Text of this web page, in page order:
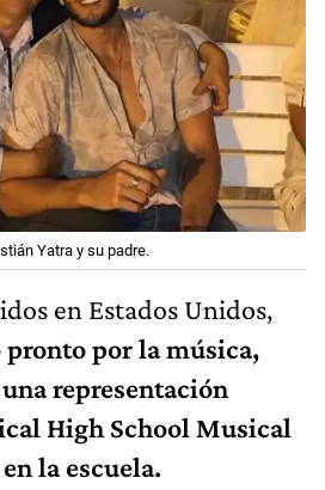
Yatra y su padre.
en Estados Unidos,
pronto por la música,
representación
High School Musical
la escuela.